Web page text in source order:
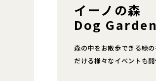
イーノの森
Dog
森の中をお散歩できる緑
だける様々なイベントも